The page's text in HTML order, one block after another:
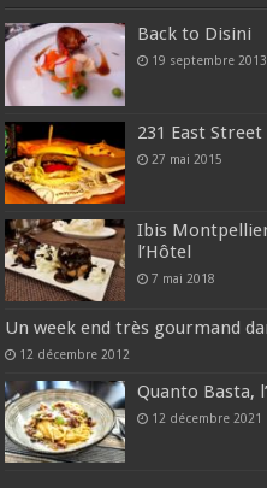
Back to Disini
19 septembre 2013
231 East
27 mai 2015
Ibis
l’Hôtel
7 mai 2018
Un week end très gourmand
12 décembre 2012
Quanto Basta,
12 décembre 2021